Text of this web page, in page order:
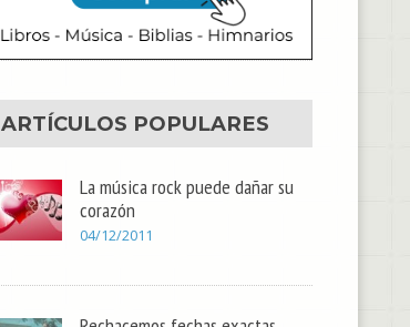
ARTÍCULOS POPULARES
La música rock puede dañar su
corazón
04/12/2011